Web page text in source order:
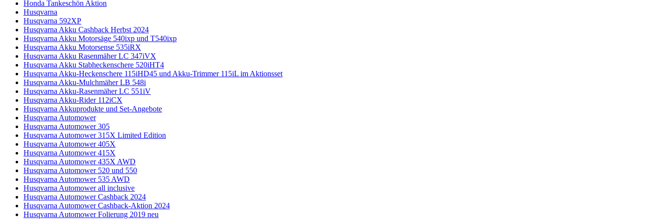
Honda Tankeschön Aktion
Husqvarna
Husqvarna 592XP
Husqvarna Akku Cashback Herbst 2024
Husqvarna Akku Motorsäge 540ixp und T540ixp
Husqvarna Akku Motorsense 535iRX
Husqvarna Akku Rasenmäher LC 347iVX
Husqvarna Akku Stabheckenschere 520iHT4
Husqvarna Akku-Heckenschere 115iHD45 und Akku-Trimmer 115iL im Aktionsset
Husqvarna Akku-Mulchmäher LB 548i
Husqvarna Akku-Rasenmäher LC 551iV
Husqvarna Akku-Rider 112iCX
Husqvarna Akkuprodukte und Set-Angebote
Husqvarna Automower
Husqvarna Automower 305
Husqvarna Automower 315X Limited Edition
Husqvarna Automower 405X
Husqvarna Automower 415X
Husqvarna Automower 435X AWD
Husqvarna Automower 520 und 550
Husqvarna Automower 535 AWD
Husqvarna Automower all inclusive
Husqvarna Automower Cashback 2024
Husqvarna Automower Cashback-Aktion 2024
Husqvarna Automower Folierung 2019 neu